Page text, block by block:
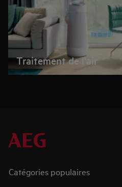
Traitement de l'air
Catégories populaires